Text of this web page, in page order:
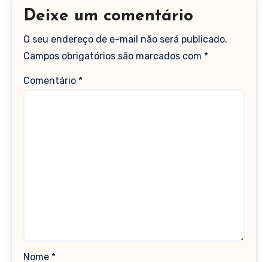
Deixe um comentário
O seu endereço de e-mail não será publicado.
Campos obrigatórios são marcados com *
Comentário *
Nome *